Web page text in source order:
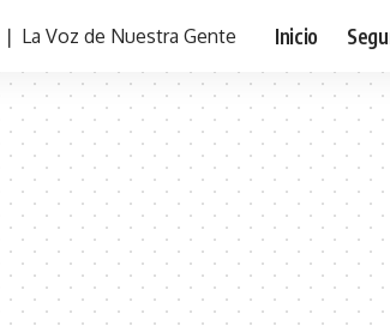
Inicio